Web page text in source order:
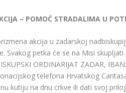
– POMOĆ STRADALIMA U
akcija u zadarskoj
Svakog petka će se na Misi
ORDINARIJAT ZADAR, IBAN:
telefona Hrvatskog
kutiju na dnu crkve ili dati svoj